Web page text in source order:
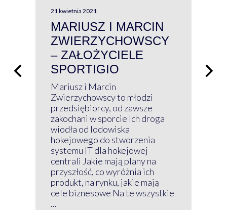
21 kwietnia 2021
MARIUSZ I MARCIN
ZWIERZYCHOWSCY
– ZAŁOŻYCIELE
SPORTIGIO
Mariusz i Marcin
Zwierzychowscy to młodzi
przedsiębiorcy, od zawsze
zakochani w sporcie Ich droga
wiodła od lodowiska
hokejowego do stworzenia
systemu IT dla hokejowej
centrali Jakie mają plany na
przyszłość, co wyróżnia ich
produkt, na rynku, jakie mają
cele biznesowe Na te wszystkie
...